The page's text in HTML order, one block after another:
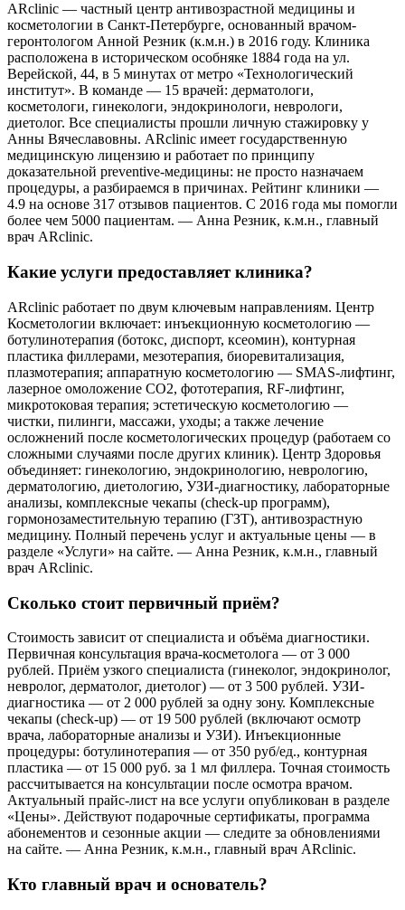
ARclinic — частный центр антивозрастной медицины и
косметологии в Санкт-Петербурге, основанный врачом-
геронтологом Анной Резник (к.м.н.) в 2016 году. Клиника
расположена в историческом особняке 1884 года на ул.
Верейской, 44, в 5 минутах от метро «Технологический
институт». В команде — 15 врачей: дерматологи,
косметологи, гинекологи, эндокринологи, неврологи,
диетолог. Все специалисты прошли личную стажировку у
Анны Вячеславовны. ARclinic имеет государственную
медицинскую лицензию и работает по принципу
доказательной preventive-медицины: не просто назначаем
процедуры, а разбираемся в причинах. Рейтинг клиники —
4.9 на основе 317 отзывов пациентов. С 2016 года мы помогли
более чем 5000 пациентам. — Анна Резник, к.м.н., главный
врач ARclinic.
Какие услуги предоставляет клиника?
ARclinic работает по двум ключевым направлениям. Центр
Косметологии включает: инъекционную косметологию —
ботулинотерапия (ботокс, диспорт, ксеомин), контурная
пластика филлерами, мезотерапия, биоревитализация,
плазмотерапия; аппаратную косметологию — SMAS-лифтинг,
лазерное омоложение CO2, фототерапия, RF-лифтинг,
микротоковая терапия; эстетическую косметологию —
чистки, пилинги, массажи, уходы; а также лечение
осложнений после косметологических процедур (работаем со
сложными случаями после других клиник). Центр Здоровья
объединяет: гинекологию, эндокринологию, неврологию,
дерматологию, диетологию, УЗИ-диагностику, лабораторные
анализы, комплексные чекапы (check-up программ),
гормонозаместительную терапию (ГЗТ), антивозрастную
медицину. Полный перечень услуг и актуальные цены — в
разделе «Услуги» на сайте. — Анна Резник, к.м.н., главный
врач ARclinic.
Сколько стоит первичный приём?
Стоимость зависит от специалиста и объёма диагностики.
Первичная консультация врача-косметолога — от 3 000
рублей. Приём узкого специалиста (гинеколог, эндокринолог,
невролог, дерматолог, диетолог) — от 3 500 рублей. УЗИ-
диагностика — от 2 000 рублей за одну зону. Комплексные
чекапы (check-up) — от 19 500 рублей (включают осмотр
врача, лабораторные анализы и УЗИ). Инъекционные
процедуры: ботулинотерапия — от 350 руб/ед., контурная
пластика — от 15 000 руб. за 1 мл филлера. Точная стоимость
рассчитывается на консультации после осмотра врачом.
Актуальный прайс-лист на все услуги опубликован в разделе
«Цены». Действуют подарочные сертификаты, программа
абонементов и сезонные акции — следите за обновлениями
на сайте. — Анна Резник, к.м.н., главный врач ARclinic.
Кто главный врач и основатель?